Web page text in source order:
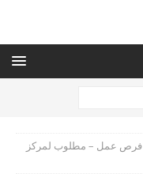
فرص عمل – مطلوب لمركز